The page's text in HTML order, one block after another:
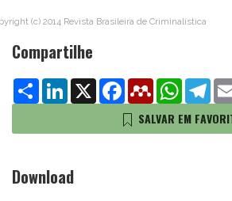
(c) 2014 Revista Brasileira de Criminalística
Compartilhe
ShareLinkedIn
X FacebookMendeley
SALVAR EM
Download